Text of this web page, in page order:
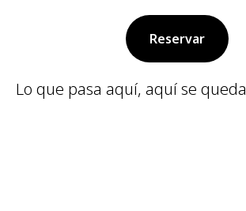
Reservar
Lo que pasa aquí, aquí se queda